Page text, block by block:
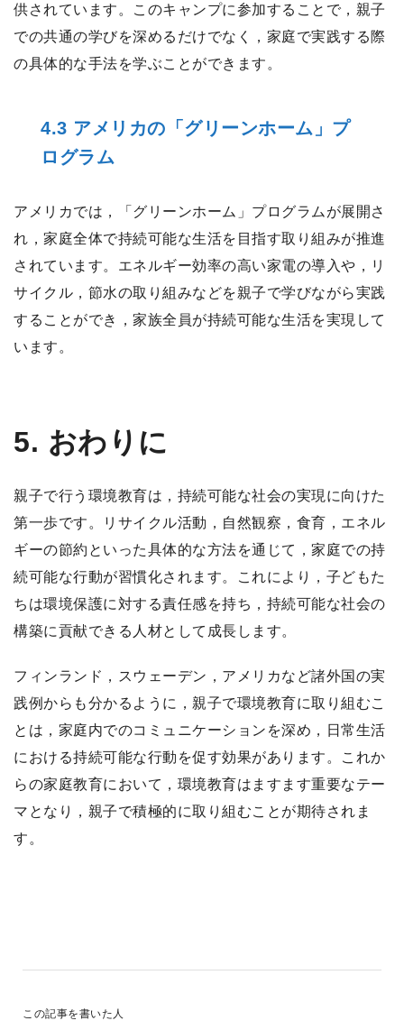
供されています。このキャンプに参加することで，親子
での共通の学びを深めるだけでなく，家庭で実践する際
の具体的な手法を学ぶことができます。
4.3 アメリカの「グリーンホーム」プ
ログラム
アメリカでは，「グリーンホーム」プログラムが展開さ
れ，家庭全体で持続可能な生活を目指す取り組みが推進
されています。エネルギー効率の高い家電の導入や，リ
サイクル，節水の取り組みなどを親子で学びながら実践
することができ，家族全員が持続可能な生活を実現して
います。
5. おわりに
親子で行う環境教育は，持続可能な社会の実現に向けた
第一歩です。リサイクル活動，自然観察，食育，エネル
ギーの節約といった具体的な方法を通じて，家庭での持
続可能な行動が習慣化されます。これにより，子どもた
ちは環境保護に対する責任感を持ち，持続可能な社会の
構築に貢献できる人材として成長します。
フィンランド，スウェーデン，アメリカなど諸外国の実
践例からも分かるように，親子で環境教育に取り組むこ
とは，家庭内でのコミュニケーションを深め，日常生活
における持続可能な行動を促す効果があります。これか
らの家庭教育において，環境教育はますます重要なテー
マとなり，親子で積極的に取り組むことが期待されま
す。
この記事を書いた人